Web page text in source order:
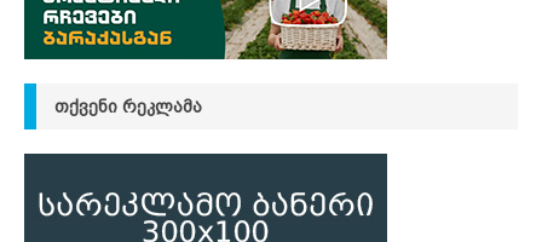
ᲗᲥᲕᲔᲜᲘ ᲠᲔᲙᲚᲐᲛᲐ